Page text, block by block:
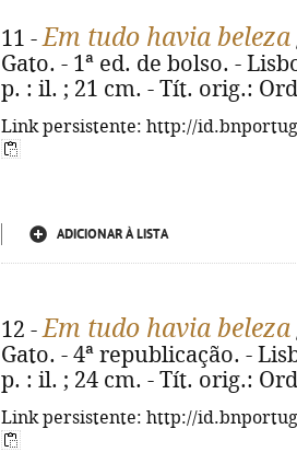
11 -Em tudo havia beleza
Gato. - 1ª ed. de bolso. -
p. : il. ; 21 cm. - Tít. orig.:
Link persistente: http://
ADICIONAR À LISTA
12 -Em tudo havia beleza
Gato. - 4ª republicação. -
p. : il. ; 24 cm. - Tít. orig.:
Link persistente: http://